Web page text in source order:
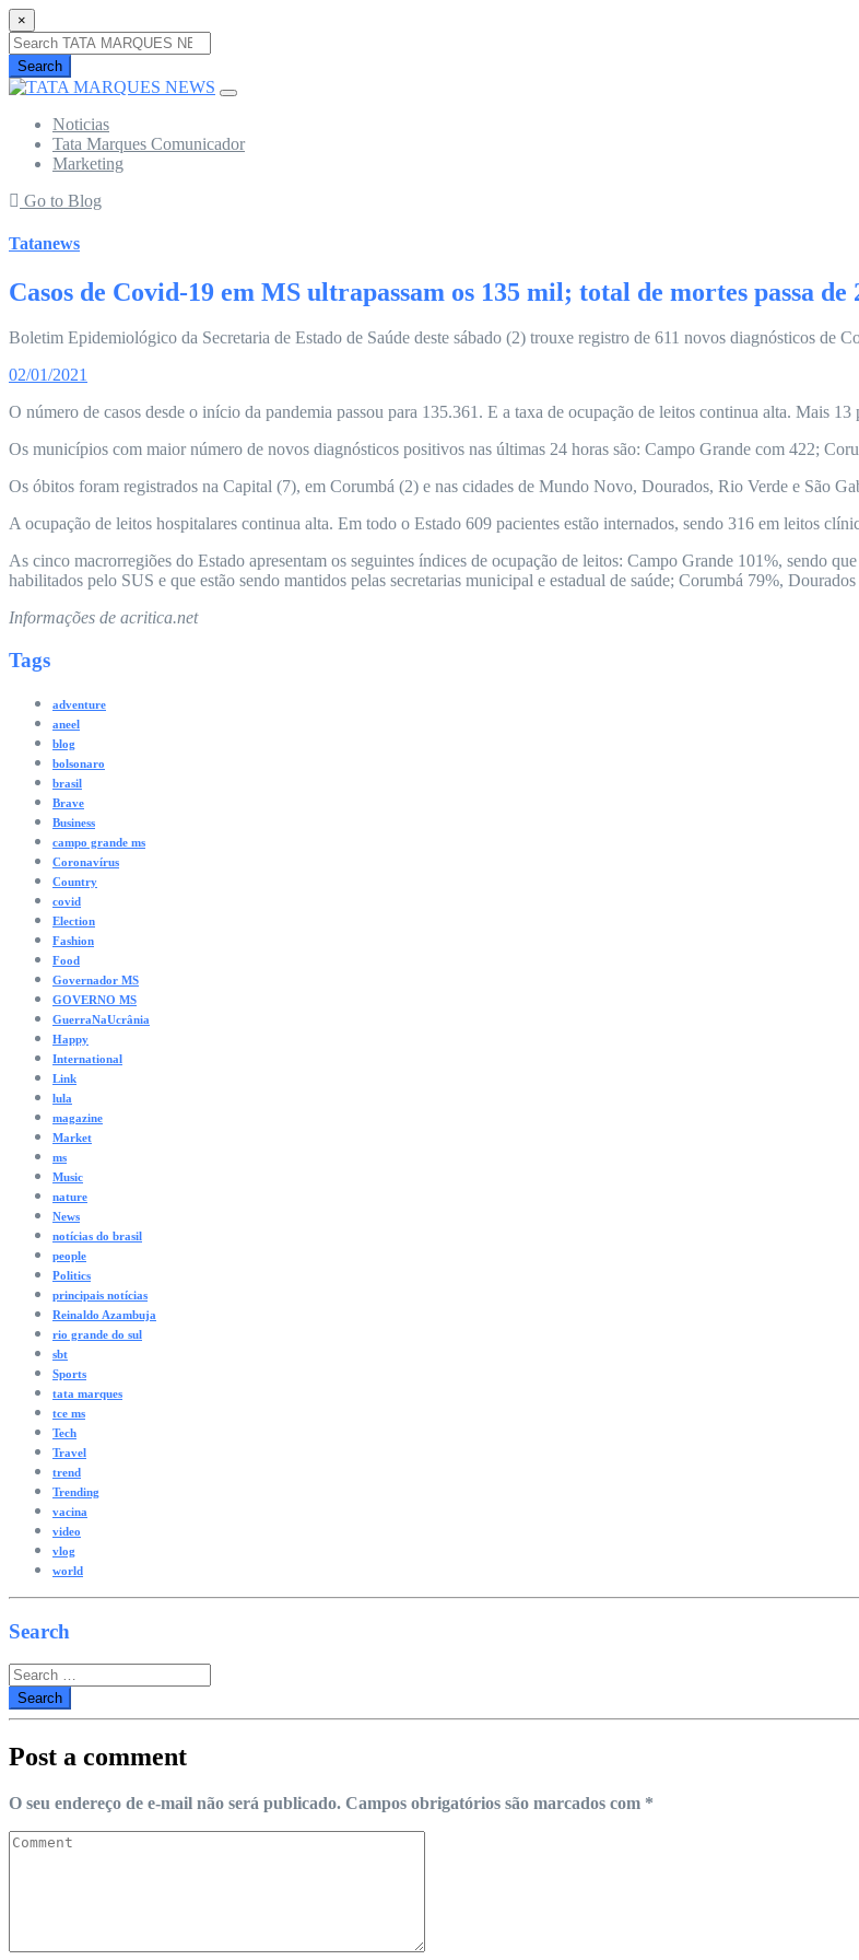
×
Search
Noticias
Tata Marques Comunicador
Marketing
Go to Blog
Tatanews
Casos de Covid-19 em MS ultrapassam os 135 mil; total de mortes passa de
Boletim Epidemiológico da Secretaria de Estado de Saúde deste sábado (2) trouxe registro de 611 novos diagnósticos de
02/01/2021
O número de casos desde o início da pandemia passou para 135.361. E a taxa de ocupação de leitos continua alta. Mais
Os municípios com maior número de novos diagnósticos positivos nas últimas 24 horas são: Campo Grande com 422;
Os óbitos foram registrados na Capital (7), em Corumbá (2) e nas cidades de Mundo Novo, Dourados, Rio Verde e São
A ocupação de leitos hospitalares continua alta. Em todo o Estado 609 pacientes estão internados, sendo 316 em leitos
As cinco macrorregiões do Estado apresentam os seguintes índices de ocupação de leitos: Campo Grande 101%, sendo
habilitados pelo SUS e que estão sendo mantidos pelas secretarias municipal e estadual de saúde; Corumbá 79%,
Informações de acritica.net
Tags
adventure
aneel
blog
bolsonaro
brasil
Brave
Business
campo grande ms
Coronavírus
Country
covid
Election
Fashion
Food
Governador MS
GOVERNO MS
GuerraNaUcrânia
Happy
International
Link
lula
magazine
Market
ms
Music
nature
News
notícias do brasil
people
Politics
principais notícias
Reinaldo Azambuja
rio grande do sul
sbt
Sports
tata marques
tce ms
Tech
Travel
trend
Trending
vacina
video
vlog
world
Search
Search
for:
Post a comment
O seu endereço de e-mail não será publicado. Campos obrigatórios são marcados com *